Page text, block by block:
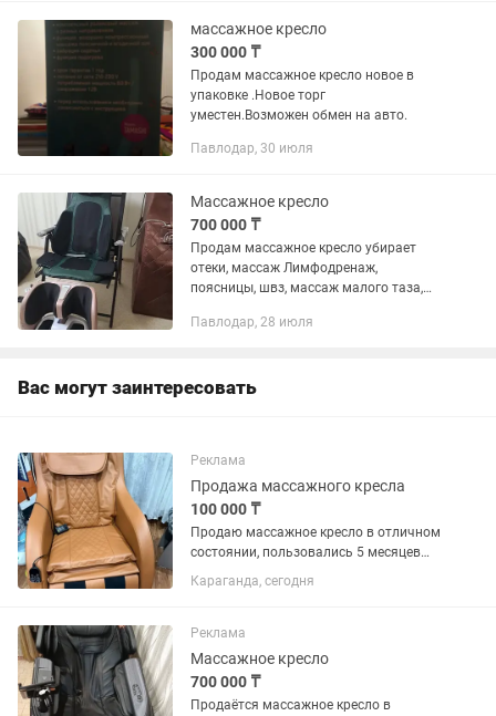
массажное кресло
300 000 ₸
Продам массажное кресло новое в
упаковке .Новое торг
уместен.Возможен обмен на авто.
Павлодар, 30 июля
Массажное кресло
700 000 ₸
Продам массажное кресло убирает
отеки, массаж Лимфодренаж,
поясницы, швз, массаж малого таза,
Павлодар, 28 июля
Вас могут заинтересовать
Реклама
Продажа массажного кресла
100 000 ₸
Продаю массажное кресло в отличном
состоянии, пользовались 5 месяцев
цена 100 тыс
Караганда, сегодня
Реклама
Массажное кресло
700 000 ₸
Продаётся массажное кресло в